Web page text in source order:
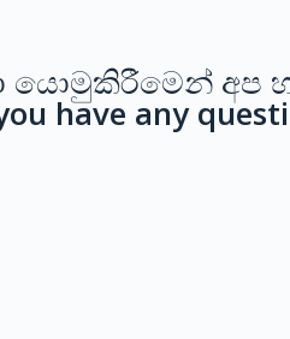
යොමුකිරීමෙන් අප
have any